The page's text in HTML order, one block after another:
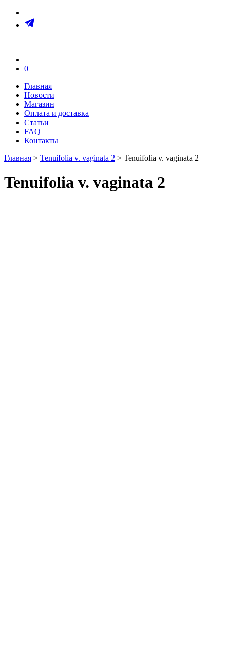
0
Главная
Новости
Магазин
Оплата и доставка
Статьи
FAQ
Контакты
Главная > Tenuifolia v. vaginata 2 > Tenuifolia v. vaginata 2
Tenuifolia v. vaginata 2